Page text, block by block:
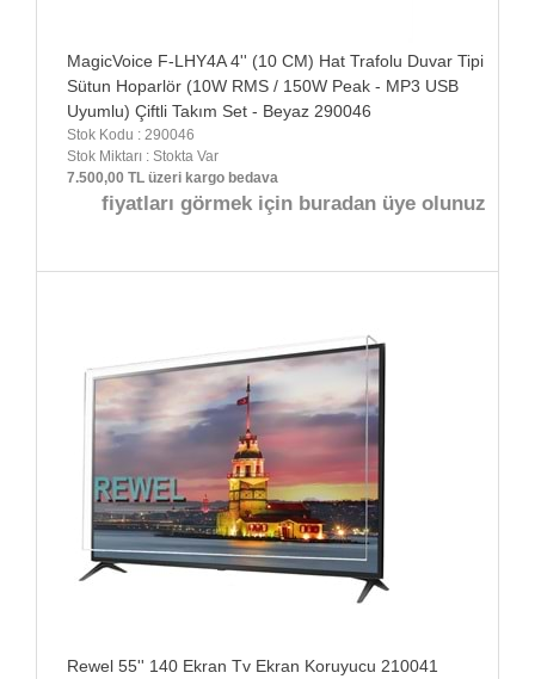
MagicVoice F-LHY4A 4'' (10 CM) Hat Trafolu Duvar Tipi
Sütun Hoparlör (10W RMS / 150W Peak - MP3 USB
Uyumlu) Çiftli Takım Set - Beyaz 290046
Stok Kodu : 290046
Stok Miktarı : Stokta Var
7.500,00 TL üzeri kargo bedava
fiyatları görmek için buradan üye olunuz
Rewel 55'' 140 Ekran Tv Ekran Koruyucu 210041